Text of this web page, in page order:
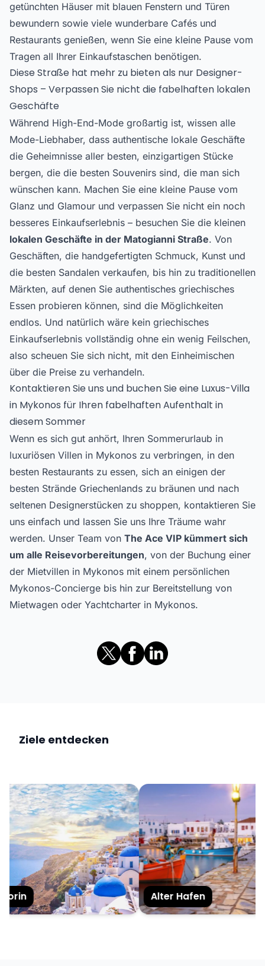
getünchten Häuser mit blauen Fenstern und Türen
bewundern sowie viele wunderbare Cafés und
Restaurants genießen, wenn Sie eine kleine Pause vom
Tragen all Ihrer Einkaufstaschen benötigen.
Diese Straße hat mehr zu bieten als nur Designer-
Shops – Verpassen Sie nicht die fabelhaften lokalen
Geschäfte
Während High-End-Mode großartig ist, wissen alle
Mode-Liebhaber, dass authentische lokale Geschäfte
die Geheimnisse aller besten, einzigartigen Stücke
bergen, die die besten Souvenirs sind, die man sich
wünschen kann. Machen Sie eine kleine Pause vom
Glanz und Glamour und verpassen Sie nicht ein noch
besseres Einkaufserlebnis – besuchen Sie die kleinen
lokalen Geschäfte in der Matogianni Straße. Von
Geschäften, die handgefertigten Schmuck, Kunst und
die besten Sandalen verkaufen, bis hin zu traditionellen
Märkten, auf denen Sie authentisches griechisches
Essen probieren können, sind die Möglichkeiten
endlos. Und natürlich wäre kein griechisches
Einkaufserlebnis vollständig ohne ein wenig Feilschen,
also scheuen Sie sich nicht, mit den Einheimischen
über die Preise zu verhandeln.
Kontaktieren Sie uns und buchen Sie eine Luxus-Villa
in Mykonos für Ihren fabelhaften Aufenthalt in
diesem Sommer
Wenn es sich gut anhört, Ihren Sommerurlaub in
luxuriösen Villen in Mykonos zu verbringen, in den
besten Restaurants zu essen, sich an einigen der
besten Strände Griechenlands zu bräunen und nach
seltenen Designerstücken zu shoppen, kontaktieren Sie
uns einfach und lassen Sie uns Ihre Träume wahr
werden. Unser Team von The Ace VIP kümmert sich
um alle Reisevorbereitungen, von der Buchung einer
der Mietvillen in Mykonos mit einem persönlichen
Mykonos-Concierge bis hin zur Bereitstellung von
Mietwagen oder Yachtcharter in Mykonos.
Ziele entdecken
Alter Hafen